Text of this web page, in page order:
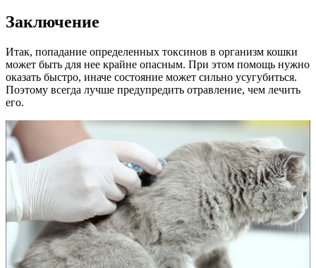
Заключение
Итак, попадание определенных токсинов в организм кошки
может быть для нее крайне опасным. При этом помощь нужно
оказать быстро, иначе состояние может сильно усугубиться.
Поэтому всегда лучше предупредить отравление, чем лечить
его.